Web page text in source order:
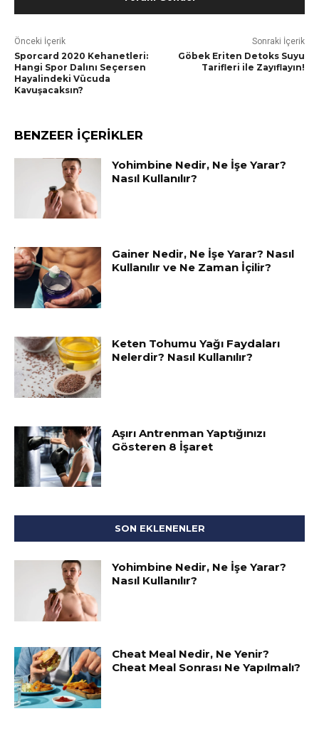
Önceki İçerik
Sporcard 2020 Kehanetleri:
Hangi Spor Dalını Seçersen
Hayalindeki Vücuda
Kavuşacaksın?
Sonraki İçerik
Göbek Eriten Detoks Suyu
Tarifleri ile Zayıflayın!
BENZEER İÇERİKLER
Yohimbine Nedir, Ne İşe Yarar?
Nasıl Kullanılır?
Gainer Nedir, Ne İşe Yarar? Nasıl
Kullanılır ve Ne Zaman İçilir?
Keten Tohumu Yağı Faydaları
Nelerdir? Nasıl Kullanılır?
Aşırı Antrenman Yaptığınızı
Gösteren 8 İşaret
SON EKLENENLER
Yohimbine Nedir, Ne İşe Yarar?
Nasıl Kullanılır?
Cheat Meal Nedir, Ne Yenir?
Cheat Meal Sonrası Ne Yapılmalı?